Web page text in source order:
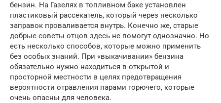
бензин. На Газелях в топливном баке установлен
пластиковый рассекатель, который через несколько
заправок проваливается внутрь. Конечно же, старые
добрые советы отцов здесь не помогут однозначно. Но
есть несколько способов, которые можно применить
без особых знаний. При «выкачивании» бензина
обязательно нужно находиться в открытой и
просторной местности в целях предотвращения
вероятности отравления парами горючего, которые
очень опасны для человека.